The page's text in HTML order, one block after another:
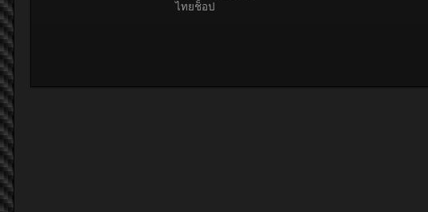
ไทยช็อป